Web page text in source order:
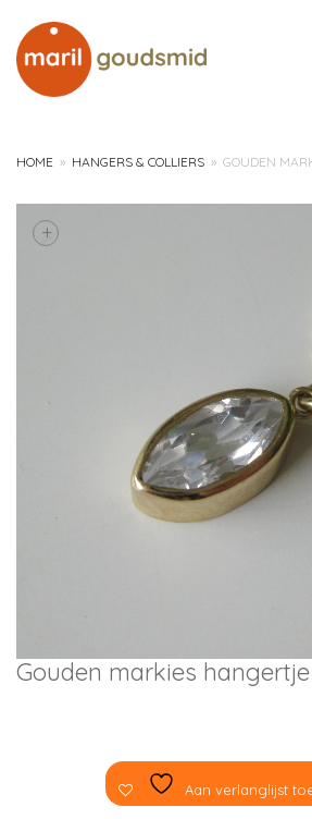
HOME » HANGERS & COLLIERS » GOUDEN
+
Gouden markies hangertje
Aan verlanglijst